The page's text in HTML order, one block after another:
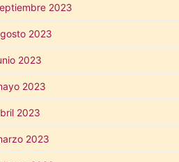
2023
2023
2023
2023
2023
2023